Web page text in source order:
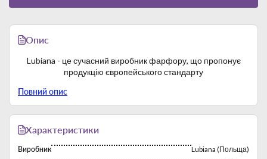
Опис
Lubiana - це сучасний виробник фарфору, що пропонує
продукцію європейського стандарту
Повний опис
Характеристики
Виробник
Lubiana (Польща)